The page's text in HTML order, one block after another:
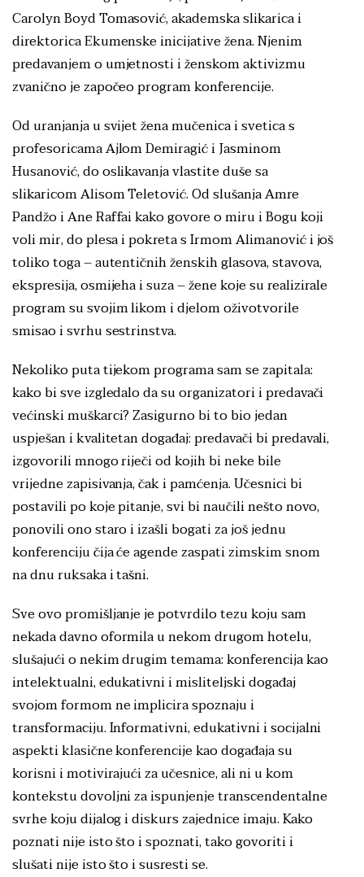
Carolyn Boyd Tomasović, akademska slikarica i
direktorica Ekumenske inicijative žena. Njenim
predavanjem o umjetnosti i ženskom aktivizmu
zvanično je započeo program konferencije.
Od uranjanja u svijet žena mučenica i svetica s
profesoricama Ajlom Demiragić i Jasminom
Husanović, do oslikavanja vlastite duše sa
slikaricom Alisom Teletović. Od slušanja Amre
Pandžo i Ane Raffai kako govore o miru i Bogu koji
voli mir, do plesa i pokreta s Irmom Alimanović i još
toliko toga – autentičnih ženskih glasova, stavova,
ekspresija, osmijeha i suza – žene koje su realizirale
program su svojim likom i djelom oživotvorile
smisao i svrhu sestrinstva.
Nekoliko puta tijekom programa sam se zapitala:
kako bi sve izgledalo da su organizatori i predavači
većinski muškarci? Zasigurno bi to bio jedan
uspješan i kvalitetan događaj: predavači bi predavali,
izgovorili mnogo riječi od kojih bi neke bile
vrijedne zapisivanja, čak i pamćenja. Učesnici bi
postavili po koje pitanje, svi bi naučili nešto novo,
ponovili ono staro i izašli bogati za još jednu
konferenciju čija će agende zaspati zimskim snom
na dnu ruksaka i tašni.
Sve ovo promišljanje je potvrdilo tezu koju sam
nekada davno oformila u nekom drugom hotelu,
slušajući o nekim drugim temama: konferencija kao
intelektualni, edukativni i misliteljski događaj
svojom formom ne implicira spoznaju i
transformaciju. Informativni, edukativni i socijalni
aspekti klasične konferencije kao događaja su
korisni i motivirajući za učesnice, ali ni u kom
kontekstu dovoljni za ispunjenje transcendentalne
svrhe koju dijalog i diskurs zajednice imaju. Kako
poznati nije isto što i spoznati, tako govoriti i
slušati nije isto što i susresti se.